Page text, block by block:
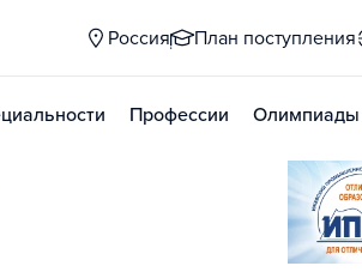
Россия План поступления
Профессии Олимпиады